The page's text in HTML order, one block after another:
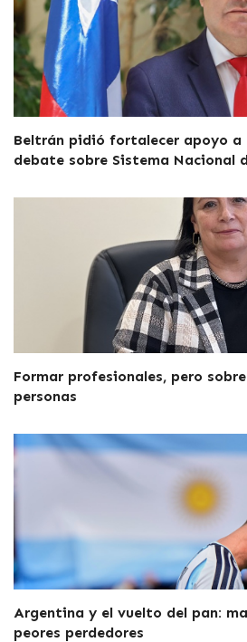
Beltrán pidió fortalecer apoyo a
debate sobre Sistema Nacional
Formar profesionales, pero
personas
Argentina y el vuelto del pan:
peores perdedores